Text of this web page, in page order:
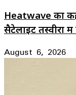
Heatwave का
सैटेलाइट तस्वीरों में
August 6, 2026